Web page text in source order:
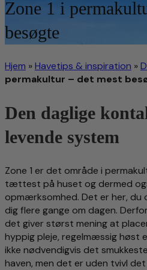
Zone 1 i
besøgte
Hjem »Havetips & inspiration »
permakultur – det mest
Den daglige
levende system
Zone 1 er det område i
tættest på huset og dermed
opmærksomhed. Det er her,
dig flere gange om dagen.
det giver størst mening at
hyppig pleje, regelmæssig høst
ikke nødvendigvis det
haven, men det er uden tvivl